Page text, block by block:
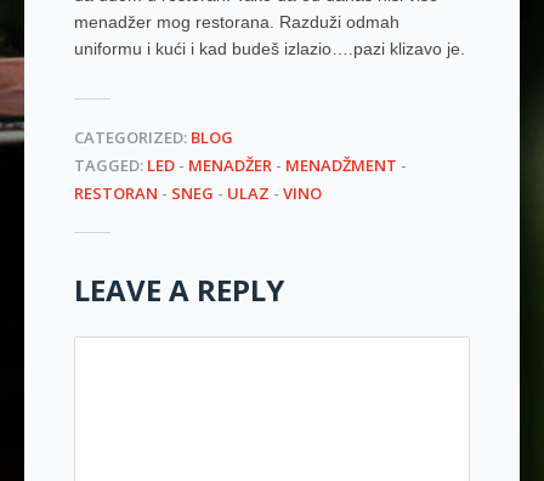
menadžer mog restorana. Razduži odmah
uniformu i kući i kad budeš izlazio….pazi klizavo je.
CATEGORIZED: BLOG
TAGGED: LED- MENADŽER- MENADŽMENT -
RESTORAN - SNEG - ULAZ - VINO
LEAVE A REPLY